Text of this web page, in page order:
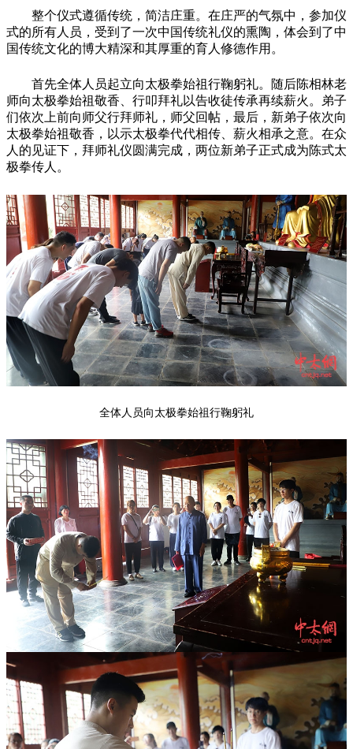
整个仪式遵循传统，简洁庄重。在庄严的气氛中，参加仪
式的所有人员，受到了一次中国传统礼仪的熏陶，体会到了中
国传统文化的博大精深和其厚重的育人修德作用。
首先全体人员起立向太极拳始祖行鞠躬礼。
随后陈相林老
师向太极拳始祖敬香、行叩拜礼以告收徒传承再续薪火。弟子
们依次上前向师父行拜师礼，师父回帖，最后，新弟子依次向
太极拳始祖敬香，以示太极拳代代相传、薪火相承之意。在众
人的见证下，拜师礼仪圆满完成，两位新弟子正式成为陈式太
极拳传人。
全体人员向太极拳始祖行鞠躬礼